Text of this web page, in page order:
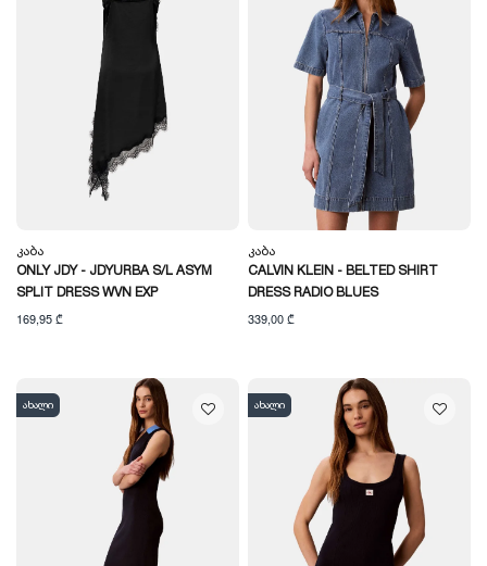
Კაბა
ONLY JDY - JDYURBA S/L ASYM
SPLIT DRESS WVN EXP
169,95 ₾
Კაბა
CALVIN KLEIN - BELTED SHIRT
DRESS RADIO BLUES
339,00 ₾
ახალი ახალი